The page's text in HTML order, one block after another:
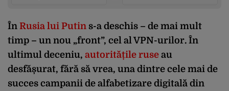
În Rusia lui Putin s-a deschis – de mai mult
timp – un nou „front”, cel al VPN-urilor. În
ultimul deceniu, autoritățile ruse au
desfășurat, fără să vrea, una dintre cele mai de
succes campanii de alfabetizare digitală din